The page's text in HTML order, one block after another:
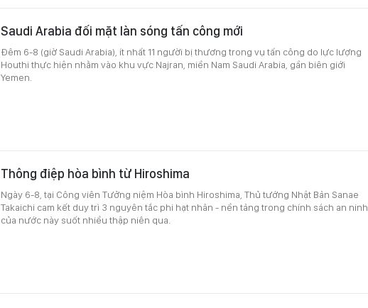
Saudi Arabia đối mặt làn sóng tấn công mới
Đêm 6-8 (giờ Saudi Arabia), ít nhất 11 người bị thương trong vụ tấn công do lực lượng
Houthi thực hiện nhằm vào khu vực Najran, miền Nam Saudi Arabia, gần biên giới
Yemen.
Thông điệp hòa bình từ Hiroshima
Ngày 6-8, tại Công viên Tưởng niệm Hòa bình Hiroshima, Thủ tướng Nhật Bản Sanae
Takaichi cam kết duy trì 3 nguyên tắc phi hạt nhân - nền tảng trong chính sách an ninh
của nước này suốt nhiều thập niên qua.